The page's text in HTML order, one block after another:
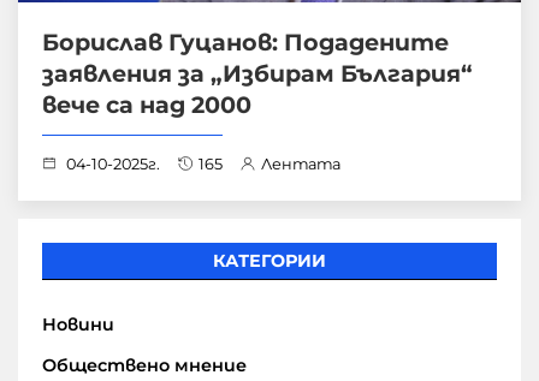
Борислав Гуцанов: Подадените
заявления за „Избирам България“
вече са над 2000
04-10-2025г. 165 Лентата
КАТЕГОРИИ
Новини
Обществено мнение